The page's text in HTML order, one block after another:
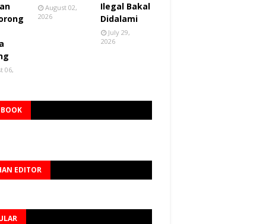
06,
August 02,
2026
Ilegal Bakal
Didalami
July 29,
2026
EDITOR